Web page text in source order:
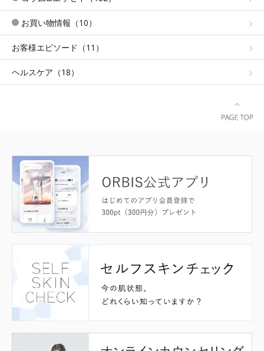
お買い物情報（10）
お客様エピソード（11）
ヘルスケア（18）